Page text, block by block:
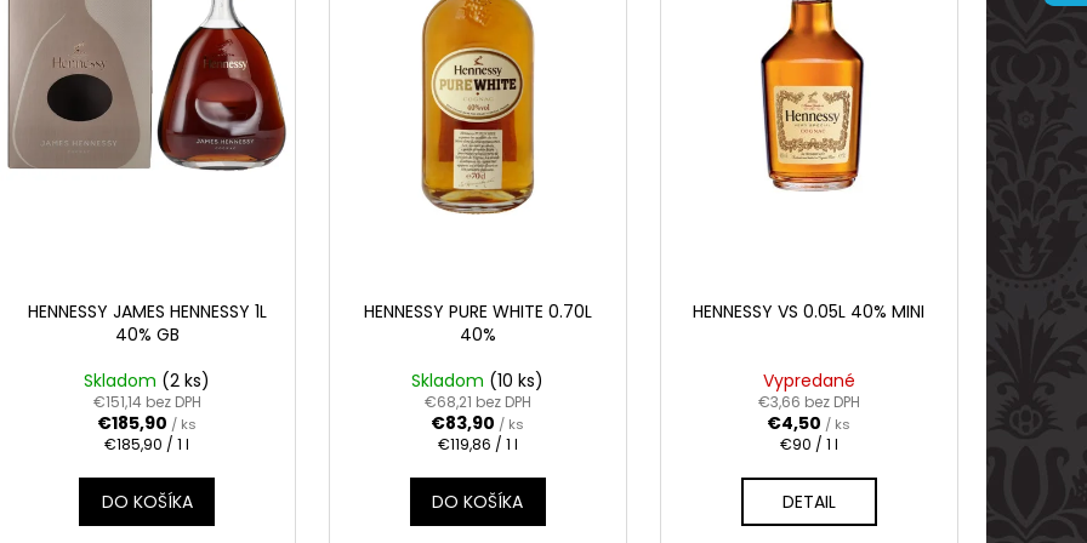
o
k
HENNESSY JAMES HENNESSY 1L
40% GB
Skladom (2 ks)
€151,14 bez DPH
€185,90 / ks
Jednotková
€185,90 / 1 l
DO KOŠÍKA
HENNESSY PURE WHITE 0.70L
40%
Skladom (10 ks)
€68,21 bez DPH
€83,90 / ks
Jednotková
€119,86 / 1 l
DO KOŠÍKA
HENNESSY VS 0.05L 40% MINI
Vypredané
€3,66 bez DPH
€4,50 / ks
Jednotková
€90 / 1 l
DETAIL
REBELLION SPICED RUM 0.70L 37.5%
€17,90
APPLE BRANDY QARVANI 0.70L 40%
€6,60